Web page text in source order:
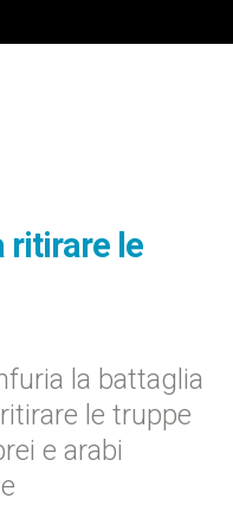
ritirare le
la battaglia
le truppe
e arabi